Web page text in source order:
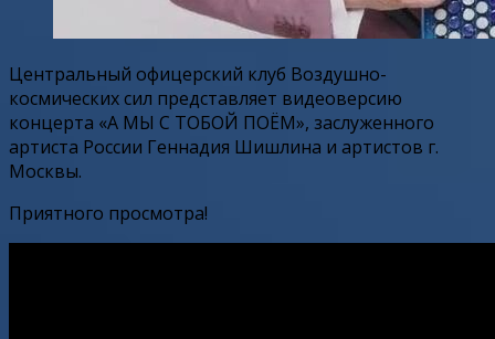
Центральный офицерский клуб Воздушно-
космических сил представляет видеоверсию
концерта «А МЫ С ТОБОЙ ПОЁМ», заслуженного
артиста России Геннадия Шишлина и артистов г.
Москвы.
Приятного просмотра!